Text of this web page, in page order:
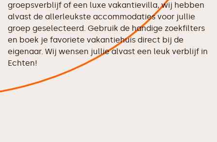
groepsverblijf of een luxe vakantievilla, wij hebben
alvast de allerleukste accommodaties voor jullie
groep geselecteerd. Gebruik de handige zoekfilters
en boek je favoriete vakantiehuis direct bij de
eigenaar. Wij wensen jullie alvast een leuk verblijf in
Echten!